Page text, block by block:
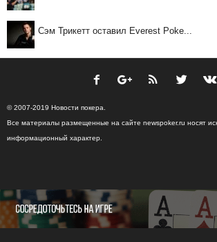
Сэм Трикетт оставил Everest Poke...
© 2007-2019 Новости покера.
Все материалы размещенные на сайте newspoker.ru носят
информационный характер.